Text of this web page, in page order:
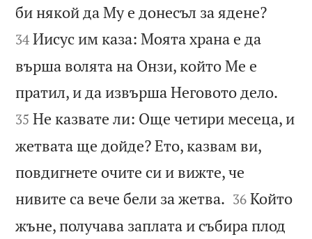
би някой да Му е донесъл за ядене?
34 Иисус им каза: Моята храна е да
върша волята на Онзи, който Ме е
пратил, и да извърша Неговото дело.
35 Не казвате ли: Още четири месеца, и
жетвата ще дойде? Ето, казвам ви,
повдигнете очите си и вижте, че
нивите са вече бели за жетва. 

36 Който
жъне, получава заплата и събира плод